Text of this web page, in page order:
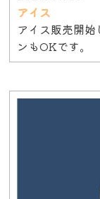
アイス
アイス販売開
ンもOKです。